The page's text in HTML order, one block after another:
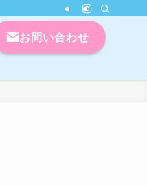
お問い合わせ